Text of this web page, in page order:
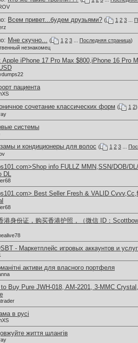
Всем привет...будем друзьями? ( 1 2 3
Мне скучно... ( 1 2 3 Последняя страница)
незнакомец
Apple iPhone 17 Pro Max $800,iPhone 16 Pro
пациента
сочетание классических форм ( 1 2)
системы
и кондиционеры для волос ( 1 2 3
info FULLZ MMN,SSN/DOB/
DL
Best Seller Fresh & VALID
港身份证，购买香港护照，（微信 ID：
- Маркетплейс игровых аккаунтов и услуг
активи для власного портфеля
Buy Pure JWH-018, AM-2201, 3-MMC
в русі
життя шлангів